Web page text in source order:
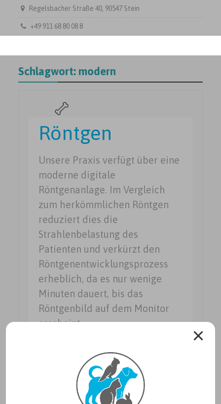
Regelsbacher Straße 40, 90547 Stein
+49 911 68 80 08 8
Schlagwort: modern
Röntgen
Unsere Praxis verfügt über eine
moderne digitale
Röntgenanlage. Im Vergleich
zum herkömmlichen Röntgen
reduziert dies die
Strahlenbelastung des
Patienten und verkürzt den
Röntgenentwicklungsprozess
erheblich, da es nur wenige
Minuten dauert, bis das
Röntgenbild auf dem Monitor
erscheint.
Neuigkeiten